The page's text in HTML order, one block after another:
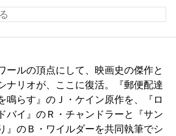
ールの頂点にして、映画史の傑作と
ナリオが、ここに復活。『郵便配達
鳴らす』のＪ・ケイン原作を、『ロ
バイ』のＲ・チャンドラーと『サン
』のＢ・ワイルダーを共同執筆でシ